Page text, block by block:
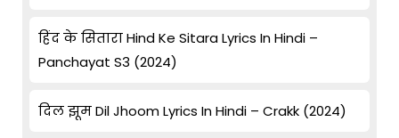
हिंद के सितारा Hind Ke Sitara Lyrics In Hindi –
Panchayat S3 (2024)
दिल झूम Dil Jhoom Lyrics In Hindi – Crakk (2024)